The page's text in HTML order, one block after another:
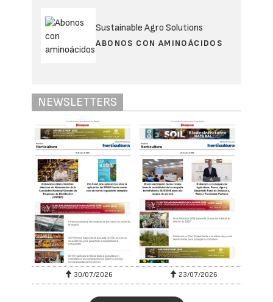
Sustainable Agro Solutions
ABONOS CON AMINOÁCIDOS
NEWSLETTERS
30/07/2026 23/07/2026